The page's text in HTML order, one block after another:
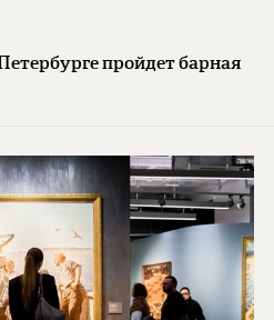
пройдет барная